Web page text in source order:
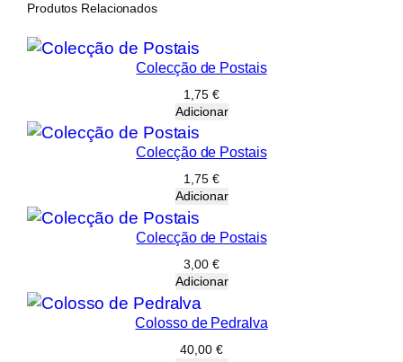
Produtos Relacionados
Colecção de Postais
1,75 €
Adicionar
Colecção de Postais
1,75 €
Adicionar
Colecção de Postais
3,00 €
Adicionar
Colosso de Pedralva
40,00 €